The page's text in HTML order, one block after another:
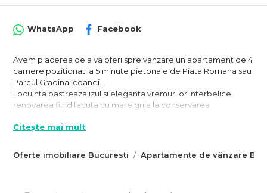
Oferte imobiliare Bucuresti Apartamente de vânzare
WhatsApp Facebook
Avem placerea de a va oferi spre vanzare un apartament de 4
camere pozitionat la 5 minute pietonale de Piata Romana sau
Parcul Gradina Icoanei.
Locuinta pastreaza izul si eleganta vremurilor interbelice,
renovarea fiind facuta cu mare grija la conservarea
fost restaurate. Proprietatea fost renovata de la caramida si a
precum si reconditionarea tamplăriei si actualizarea
Citește mai mult